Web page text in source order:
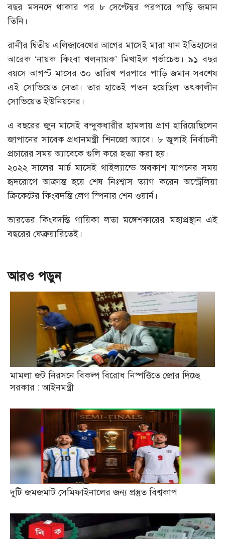
বছর মসনদে থাকার পর ৮ সেপ্টেম্বর পরপারে পাড়ি জমান
তিনি।
রানীর দ্বিতীয় এলিজাবেথের আগের মাসেই মারা যান ইতিহাসের
আরেক ‘নায়ক কিংবা খলনায়ক’ মিখাইল গর্ভাচেভ। ৯১ বছর
বয়সে আগস্ট মাসের ৩০ তারিখ পরপারে পাড়ি জমান সবশেষ
এই সোভিয়েত নেতা। তার হাতেই পতন হয়েছিল তৎকালীন
সোভিয়েত ইউনিয়নের।
এ বছরের জুন মাসেই বন্দুকধারীর হামলায় প্রাণ হারিয়েছিলেন
জাপানের সাবেক প্রধানমন্ত্রী শিনজো অ্যাবে। ৮ জুলাই নির্বাচনী
প্রচারের সময় অ্যাবেকে গুলি করে হত্যা করা হয়।
২০২২ সালের মার্চ মাসেই থাইল্যান্ডে অবকাশ যাপনের সময়
হৃদরোগে আক্রান্ত হয়ে শেষ নিঃশ্বাস ত্যাগ করেন অস্ট্রেলিয়া
ক্রিকেটের কিংবদন্তি লেগ স্পিনার শেন ওয়ার্ন।
ভারতের কিংবদন্তি গায়িকা লতা মঙ্গেশকারের মহাপ্রস্থান এই
বছরের ফেব্রুয়ারিতেই।
আরও পড়ুন
মামলা জট নিরসনে বিকল্প বিরোধ নিষ্পত্তিতে জোর দিচ্ছে
সরকার : আইনমন্ত্রী
দুটি জমজমাট সেমিফাইনালের জন্য প্রস্তুত বিশ্বকাপ